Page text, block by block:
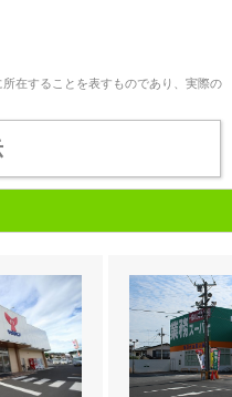
在することを表すものであり、実際の